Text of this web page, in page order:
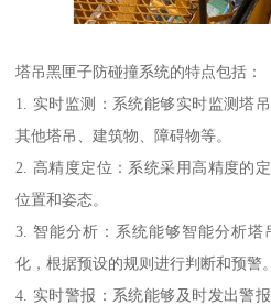
塔吊黑匣子防碰撞系统的特点包括：
1. 实时监测：系统能够实时监测塔
其他塔吊、建筑物、障碍物等。
2. 高精度定位：系统采用高精度的
位置和姿态。
3. 智能分析：系统能够智能分析
化，根据预设的规则进行判断和预警。
4. 实时警报：系统能够及时发出警